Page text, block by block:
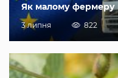
Як малому фермеру
3 липня 822